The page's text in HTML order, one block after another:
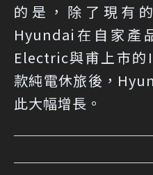
的是，除了現有的
Hyundai在自家產
Electric與甫上市的
款純電休旅後，
此大幅增長。